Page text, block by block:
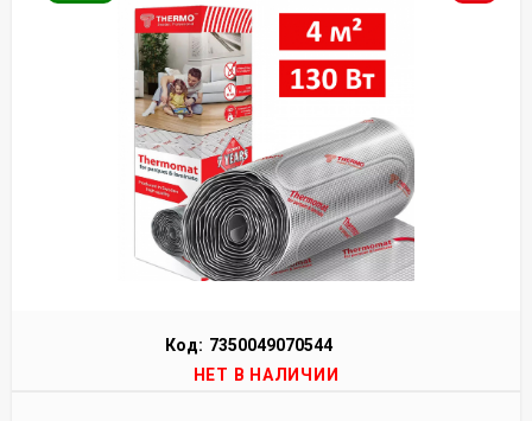
Код: 7350049070544
НЕТ В НАЛИЧИИ